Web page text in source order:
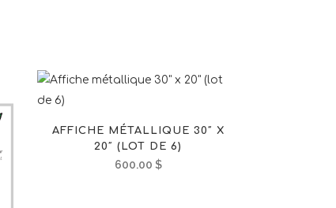
AFFICHE MÉTALLIQUE 30″ X
20″ (LOT DE 6)
600.00 $